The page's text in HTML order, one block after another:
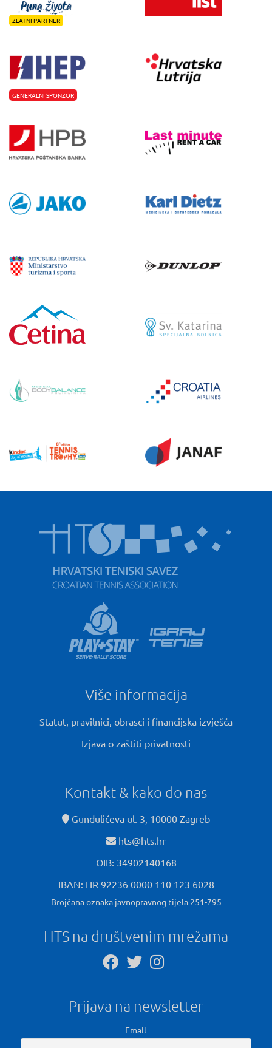
ZLATNI PARTNER
GENERALNI SPONZOR
Više informacija
Statut, pravilnici, obrasci i financijska izvješća
Izjava o zaštiti privatnosti
Kontakt & kako do nas
Gundulićeva ul. 3, 10000 Zagreb
hts@hts.hr
OIB: 34902140168
IBAN: HR 92236 0000 110 123 6028
Brojčana oznaka javnopravnog tijela 251-795
HTS na društvenim mrežama
Prijava na newsletter
Email